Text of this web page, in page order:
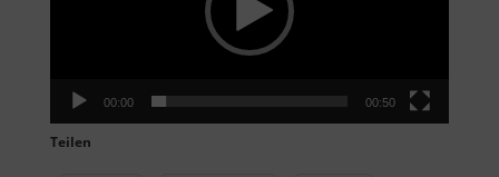
00:00 00:50
Teilen